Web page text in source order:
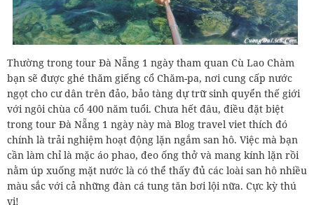
Thường trong tour Đà Nẵng 1 ngày tham quan Cù Lao Chàm
bạn sẽ được ghé thăm giếng cổ Chăm-pa, nơi cung cấp nước
ngọt cho cư dân trên đảo, bảo tàng dự trữ sinh quyển thế giới
với ngôi chùa cổ 400 năm tuổi. Chưa hết đâu, điều đặt biệt
trong tour Đà Nẵng 1 ngày này mà Blog travel viet thích đó
chính là trải nghiệm hoạt động lặn ngắm san hô. Việc mà bạn
cần làm chỉ là mặc áo phao, đeo ống thở và mang kính lặn rồi
nằm úp xuống mặt nước là có thể thấy đủ các loài san hô nhiều
màu sắc với cả những đàn cá tung tăn bơi lội nữa. Cực kỳ thú
vị!